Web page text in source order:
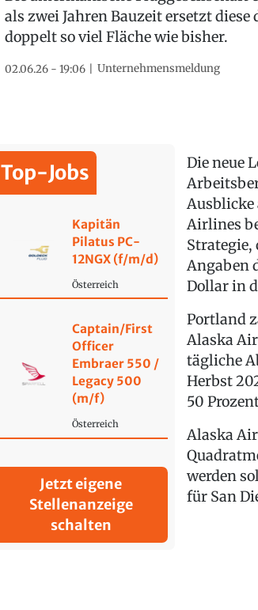
als zwei Jahren Bauzeit ersetzt
doppelt so viel Fläche wie bisher.
02.06.26 - 19:06 Unternehmensmeldung
Top-Jobs
Kapitän
Pilatus PC-
12NGX (f/m/d)
Österreich
Captain/First
Officer
Embraer 550 /
Legacy 500
(m/f)
Österreich
Jetzt eigene
Stellenanzeige
schalten
Die neue
Ausblicke
Airlines
Strategie,
Angaben
Dollar in
Portland
Alaska
tägliche
Herbst
50
Alaska
werden
für San